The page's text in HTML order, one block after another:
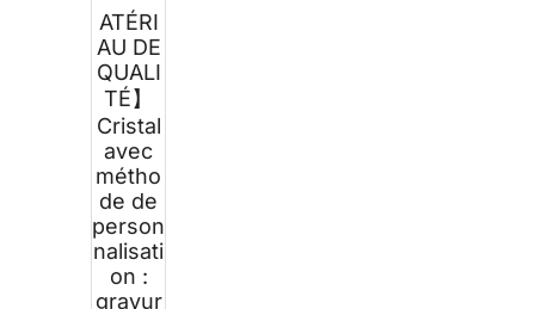
ATÉRI
AU DE
QUALI
TÉ】
Cristal
avec
métho
de de
person
nalisati
on :
gravur